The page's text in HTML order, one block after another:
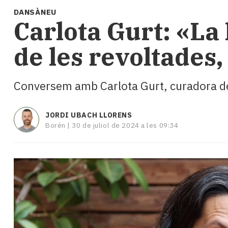
i
turisme
Cultura
Esports
Mai
tant!
i
El
temps
Enquestes
escena!
Dis
la
teva!
DANSÀNEU
Carlota Gurt:
de les
Conversem amb Carlota Gurt, curadora
JORDI UBACH LLORENS
Borén | 30 de juliol de 2024 a les 09:34